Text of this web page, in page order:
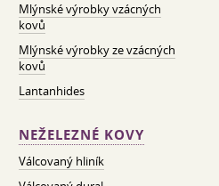
Mlýnské výrobky vzácných
kovů
Mlýnské výrobky ze vzácných
kovů
Lantanhides
NEŽELEZNÉ KOVY
Válcovaný hliník